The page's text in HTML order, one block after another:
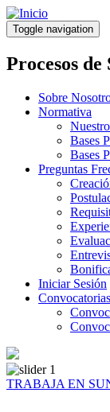
Pasar
al
contenido
principal
Toggle navigation
Procesos de
Sobre
Normativa
Bases
Bases
Preguntas
Iniciar Sesión
Convocatorias
TRABAJA EN